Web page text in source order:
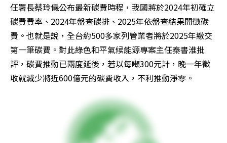
任署長蔡玲儀公布最新碳費時程，我國將於2024年初確立
碳費費率、2024年盤查碳排、2025年依盤查結果開徵碳
費。也就是說，全台約500多家列管業者將於2025年繳交
第一筆碳費。對此綠色和平氣候能源專案主任秦書淮批
評，碳費推動已兩度延後，若以每噸300元計，晚一年徵
收就減少將近600億元的碳費收入，不利推動淨零。